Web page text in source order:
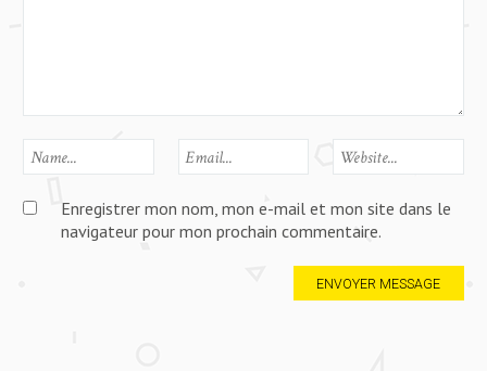
Enregistrer mon nom, mon e-mail et mon site dans le
navigateur pour mon prochain commentaire.